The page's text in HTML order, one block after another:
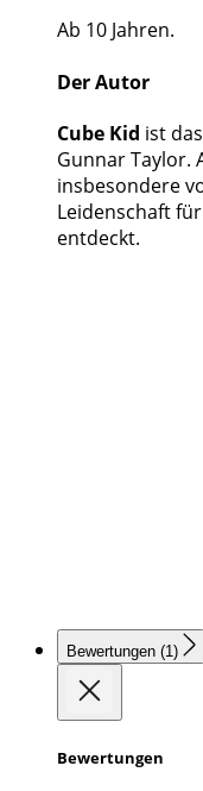
Ab 10 Jahren.
Der Autor
Cube Kid ist
Gunnar Taylor.
insbesondere
Leidenschaft
entdeckt.
Bewertungen (1)
Bewertungen